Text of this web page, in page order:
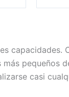
capacidades.
más pequeños
casi